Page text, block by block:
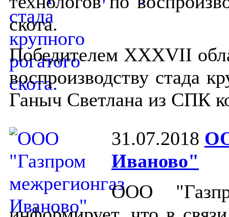
скота.
Победителем XXXVII
воспроизводству стада
Ганыч Светлана из СПК
31.07.2018
Иваново"
ООО